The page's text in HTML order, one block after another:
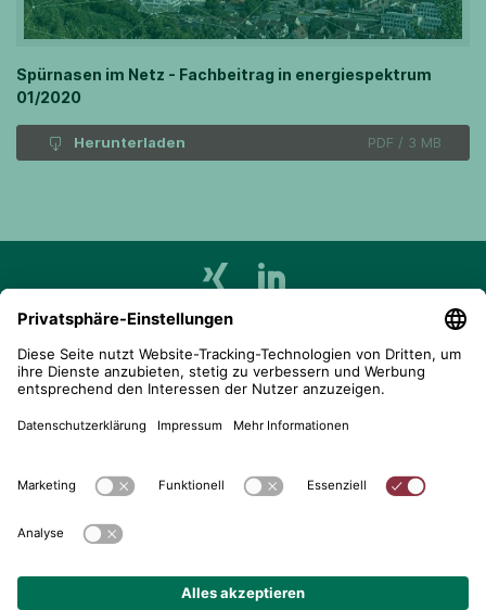
Spürnasen im Netz - Fachbeitrag in energiespektrum
01/2020
Herunterladen PDF / 3 MB
telent GmbH
Gerberstraße 34, 71522 Backnang
+49 (0) 7191 900 - 2202